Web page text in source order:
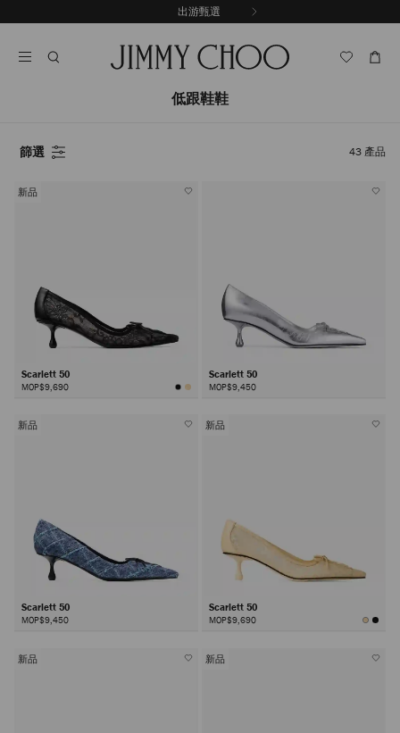
至
出游甄選
低跟鞋鞋
篩選 43 產品
新品
Scarlett 50
MOP$9,690
Scarlett 50
MOP$9,450
新品
Scarlett 50
MOP$9,450
新品
Scarlett 50
MOP$9,690
新品 新品